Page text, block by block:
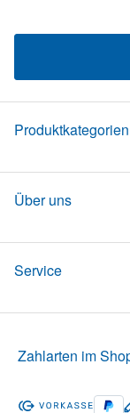
Produktkategorien
Über uns
Service
Zahlarten im